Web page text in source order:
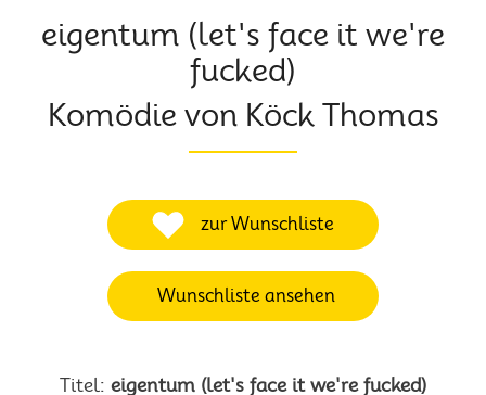
zur Wunschliste
Wunschliste ansehen
eigentum (let's face it we're
fucked)
Komödie von Köck Thomas
Titel: eigentum (let's face it we're fucked)